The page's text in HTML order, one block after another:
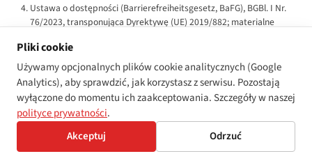
Ustawa o dostępności (Barrierefreiheitsgesetz, BaFG), BGBl. I Nr.
76/2023, transponująca Dyrektywę (UE) 2019/882; materialne
Ustawa o równym traktowaniu (
pierwotnie przyjęta 1979, gruntownie zreformowana 2004.
Ustawa o zatrudnieniu osób z niepełnosprawnościami
(Behinderteneinstellungsgesetz, BEinstG), z równoległymi przepisami
antydyskryminacyjnymi dla zatrudnienia.
Dyrektywa (UE) 2016/2102 Parlamentu Europejskiego i Rady z 26
października 2016 r. w sprawie dostępności stron internetowych i
Pliki cookie
Używamy opcjonalnych plików cookie analitycznych (Google
Analytics), aby sprawdzić, jak korzystasz z serwisu. Pozostają
wyłączone do momentu ich zaakceptowania. Szczegóły w naszej
polityce prywatności.
Akceptuj
Odrzuć